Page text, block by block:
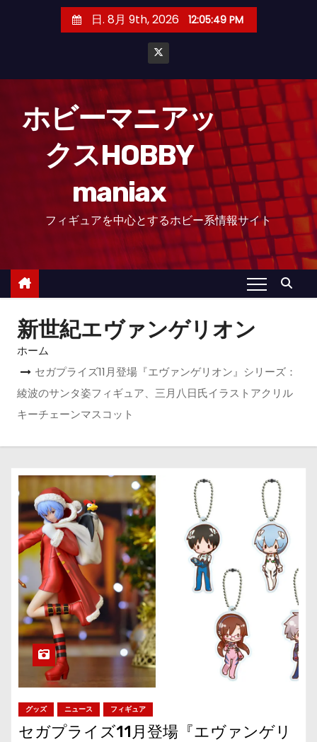
日. 8月 9th, 2026 12:05:51 PM
ホビーマニアッ
クスHOBBY
maniax
フィギュアを中心とするホビー系情報サイト
新世紀エヴァンゲリオン
ホーム
セガプライズ11月登場『エヴァンゲリオン』シリーズ：
綾波のサンタ姿フィギュア、三月八日氏イラストアクリル
キーチェーンマスコット
グッズ ニュース フィギュア
セガプライズ11月登場『エヴァンゲリ